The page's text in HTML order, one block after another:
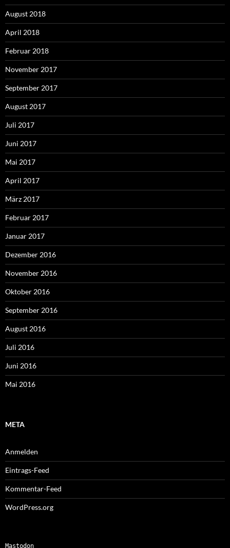
August 2018
April 2018
Februar 2018
November 2017
September 2017
August 2017
Juli 2017
Juni 2017
Mai 2017
April 2017
März 2017
Februar 2017
Januar 2017
Dezember 2016
November 2016
Oktober 2016
September 2016
August 2016
Juli 2016
Juni 2016
Mai 2016
META
Anmelden
Eintrags-Feed
Kommentar-Feed
WordPress.org
Mastodon